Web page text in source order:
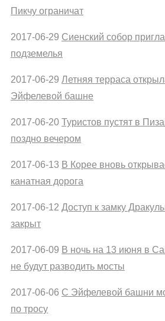
Пикчу ограничат
2017-06-29 Сиенский собор
подземелья
2017-06-29 Летняя терраса
Эйфелевой башне
2017-06-20 Туристов пустят в
поздно вечером
2017-06-13 В Корее вновь
канатная дорога
2017-06-12 Доступ к замку
закрыт
2017-06-09 В ночь на 13 июня в
не будут разводить мосты
2017-06-06 С Эйфелевой башни
по тросу